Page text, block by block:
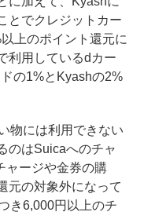
とでクレジットカー
上のポイント還元に
利用しているdカー
の1%とKyashの2%
物には利用できない
のはSuicaへのチャ
ャージや金券の購
元の対象外になって
き6,000円以上のチ